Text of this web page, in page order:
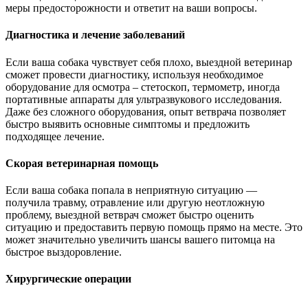
меры предосторожности и ответит на ваши вопросы.
Диагностика и лечение заболеваний
Если ваша собака чувствует себя плохо, выездной ветеринар
сможет провести диагностику, используя необходимое
оборудование для осмотра – стетоскоп, термометр, иногда
портативные аппараты для ультразвукового исследования.
Даже без сложного оборудования, опыт ветврача позволяет
быстро выявить основные симптомы и предложить
подходящее лечение.
Скорая ветеринарная помощь
Если ваша собака попала в неприятную ситуацию —
получила травму, отравление или другую неотложную
проблему, выездной ветврач сможет быстро оценить
ситуацию и предоставить первую помощь прямо на месте. Это
может значительно увеличить шансы вашего питомца на
быстрое выздоровление.
Хирургические операции